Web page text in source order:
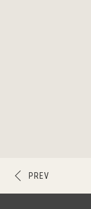
PREV